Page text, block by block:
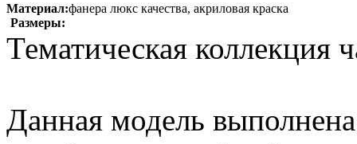
Материал:фанера люкс качества, акриловая краска
Размеры:
Тематическая коллекция
Данная модель